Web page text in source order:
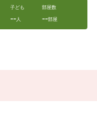
子ども
--人
部屋数
--部屋